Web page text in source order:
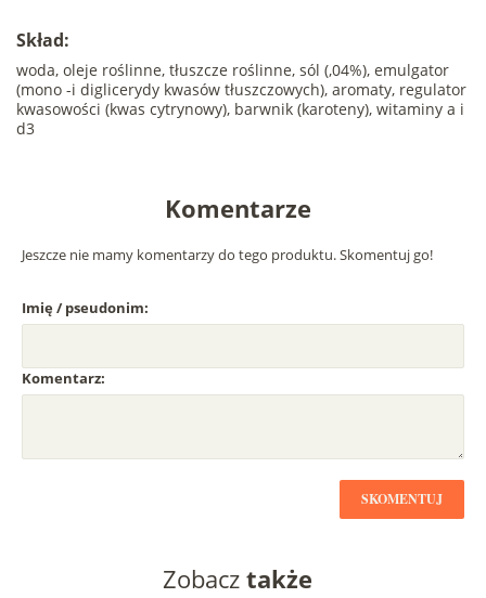
Skład:
woda, oleje roślinne, tłuszcze roślinne, sól (,04%), emulgator
(mono -i diglicerydy kwasów tłuszczowych), aromaty, regulator
kwasowości (kwas cytrynowy), barwnik (karoteny), witaminy a i
d3
Komentarze
Jeszcze nie mamy komentarzy do tego produktu. Skomentuj go!
Imię / pseudonim:
Komentarz:
SKOMENTUJ
Zobacz także